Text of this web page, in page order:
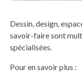
Dessin, design,
savoir-faire sont
spécialisées.
Pour en savoir plus :